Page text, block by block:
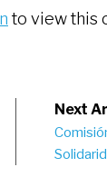
to view this
Next